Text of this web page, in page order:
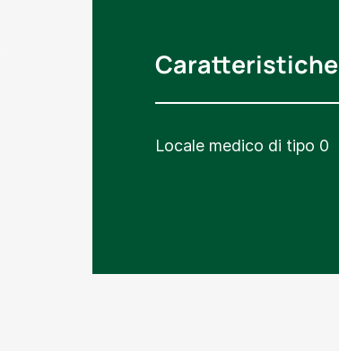
Caratteristiche
Locale medico di tipo 0